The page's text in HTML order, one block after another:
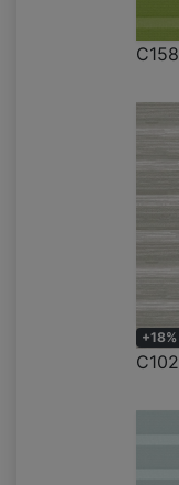
C158
+18%
C102